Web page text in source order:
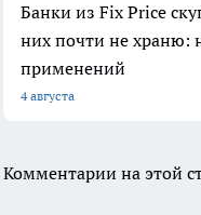
Банки из Fix Price
них почти не храню:
применений
4 августа
Комментарии на этой